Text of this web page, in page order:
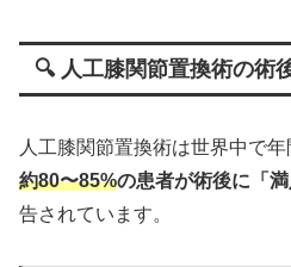
🔍 人工膝関節置換術の術
人工膝関節置換術は世界中で
約80〜85%の患者が術後に「
告されています。